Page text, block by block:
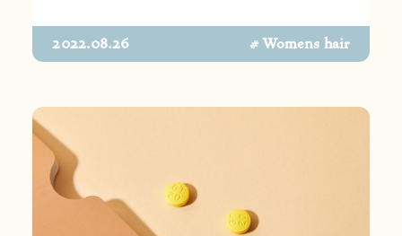
2022.08.26 # Womens hair